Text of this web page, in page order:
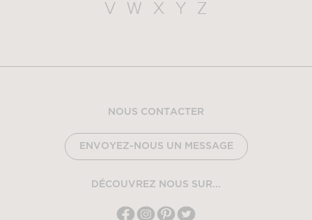
V
W X Y Z
NOUS CONTACTER
ENVOYEZ-NOUS UN MESSAGE
DÉCOUVREZ NOUS SUR...